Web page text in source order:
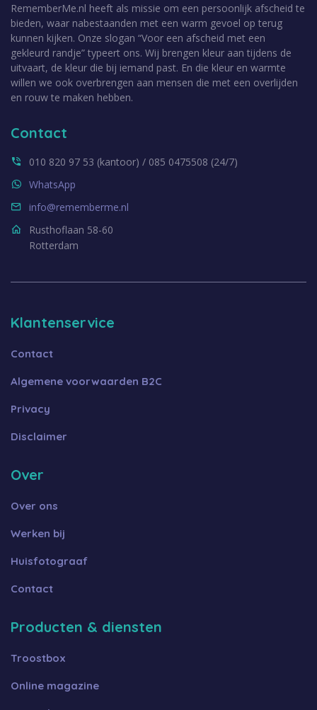
Contact
010 820 97 53 (kantoor) / 085 0475508 (24/7)
WhatsApp
info@rememberme.nl
Rusthoflaan 58-60
Rotterdam
RememberMe.nl heeft als missie om een persoonlijk afscheid te
bieden, waar nabestaanden met een warm gevoel op terug
kunnen kijken. Onze slogan “Voor een afscheid met een
gekleurd randje” typeert ons. Wij brengen kleur aan tijdens de
uitvaart, de kleur die bij iemand past. En die kleur en warmte
willen we ook overbrengen aan mensen die met een overlijden
en rouw te maken hebben.
Klantenservice
Contact
Algemene voorwaarden B2C
Privacy
Disclaimer
Over
Over ons
Werken bij
Huisfotograaf
Contact
Producten & diensten
Troostbox
Online magazine